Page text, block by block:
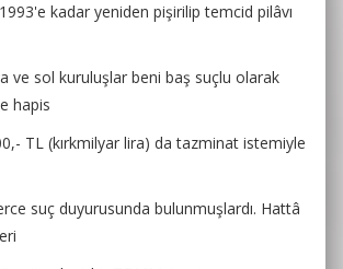
kadar yeniden pişirilip temcid pilâvı
ve sol kuruluşlar beni baş suçlu olarak
hapis
TL (kırkmilyar lira) da tazminat istemiyle
suç duyurusunda bulunmuşlardı. Hattâ